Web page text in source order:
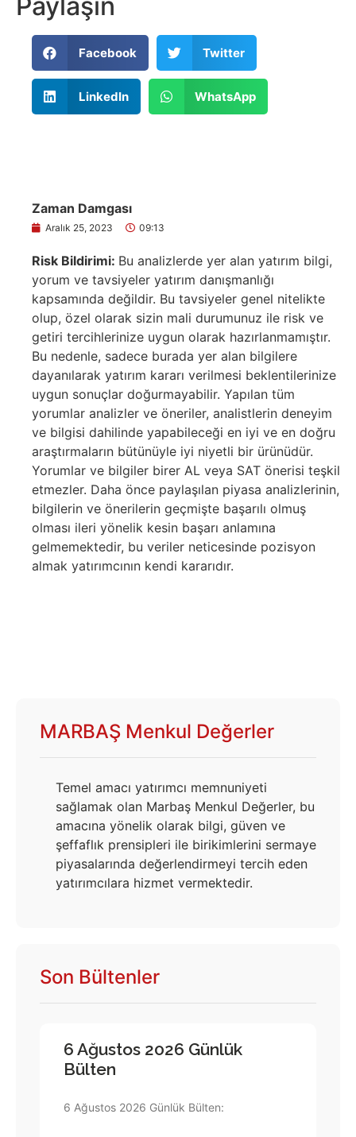
Paylaşın
Facebook Twitter
LinkedIn WhatsApp
Zaman Damgası
Aralık 25, 2023 09:13
Risk Bildirimi: Bu analizlerde yer alan yatırım bilgi,
yorum ve tavsiyeler yatırım danışmanlığı
kapsamında değildir. Bu tavsiyeler genel nitelikte
olup, özel olarak sizin mali durumunuz ile risk ve
getiri tercihlerinize uygun olarak hazırlanmamıştır.
Bu nedenle, sadece burada yer alan bilgilere
dayanılarak yatırım kararı verilmesi beklentilerinize
uygun sonuçlar doğurmayabilir. Yapılan tüm
yorumlar analizler ve öneriler, analistlerin deneyim
ve bilgisi dahilinde yapabileceği en iyi ve en doğru
araştırmaların bütünüyle iyi niyetli bir ürünüdür.
Yorumlar ve bilgiler birer AL veya SAT önerisi teşkil
etmezler. Daha önce paylaşılan piyasa analizlerinin,
bilgilerin ve önerilerin geçmişte başarılı olmuş
olması ileri yönelik kesin başarı anlamına
gelmemektedir, bu veriler neticesinde pozisyon
almak yatırımcının kendi kararıdır.
MARBAŞ Menkul Değerler
Temel amacı yatırımcı memnuniyeti
sağlamak olan Marbaş Menkul Değerler, bu
amacına yönelik olarak bilgi, güven ve
şeffaflık prensipleri ile birikimlerini sermaye
piyasalarında değerlendirmeyi tercih eden
yatırımcılara hizmet vermektedir.
Son Bültenler
6 Ağustos 2026 Günlük
Bülten
6 Ağustos 2026 Günlük Bülten: